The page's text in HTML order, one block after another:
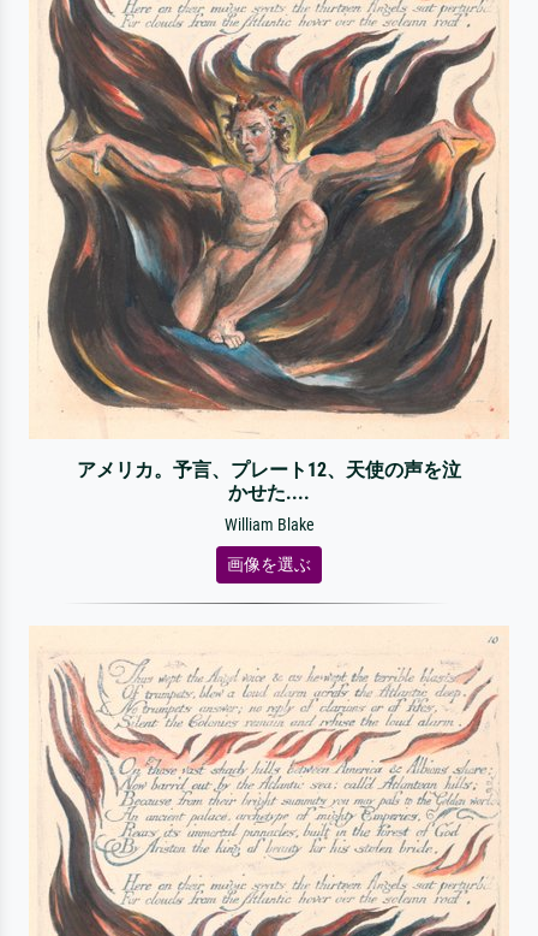
アメリカ。予言、プレート12、天使の声を泣
かせた....
William Blake
画像を選ぶ